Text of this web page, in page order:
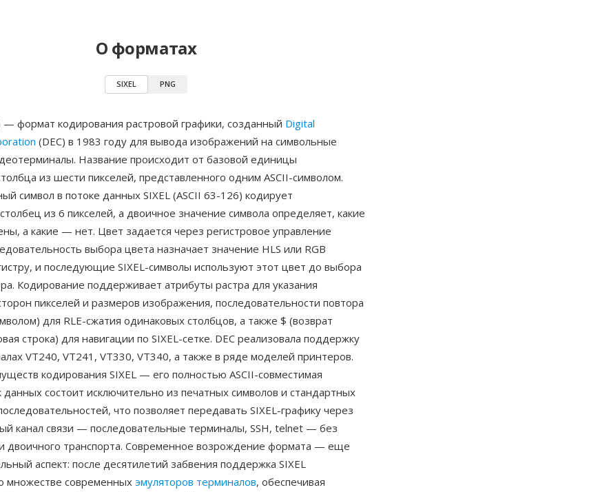
О форматах
SIXEL PNG
— формат кодирования растровой графики, созданный Digital
(DEC) в 1983 году для вывода изображений на символьные
Название происходит от базовой единицы
из шести пикселей, представленного одним ASCII-символом.
символ в потоке данных SIXEL (ASCII 63-126) кодирует
из 6 пикселей, а двоичное значение символа определяет, какие
а какие — нет. Цвет задается через регистровое управление
выбора цвета назначает значение HLS или RGB
и последующие SIXEL-символы используют этот цвет до выбора
Кодирование поддерживает атрибуты растра для указания
пикселей и размеров изображения, последовательности повтора
для RLE-сжатия одинаковых столбцов, а также $ (возврат
строка) для навигации по SIXEL-сетке. DEC реализовала поддержку
VT240, VT241, VT330, VT340, а также в ряде моделей принтеров.
кодирования SIXEL — его полностью ASCII-совместимая
данных состоит исключительно из печатных символов и стандартных
что позволяет передавать SIXEL-графику через
канал связи — последовательные терминалы, SSH, telnet — без
двоичного транспорта. Современное возрождение формата — еще
аспект: после десятилетий забвения поддержка SIXEL
множестве современных эмуляторов терминалов, обеспечивая